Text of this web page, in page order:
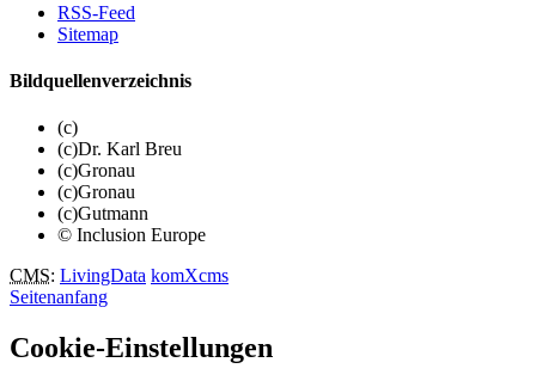
RSS-Feed
Sitemap
Bildquellenverzeichnis
(c)
(c)Dr. Karl Breu
(c)Gronau
(c)Gronau
(c)Gutmann
© Inclusion Europe
CMS: LivingData komXcms
Seitenanfang
Cookie-Einstellungen